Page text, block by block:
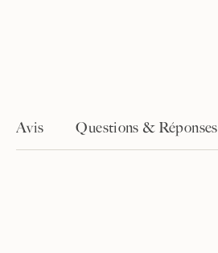
Avis Questions & Réponses